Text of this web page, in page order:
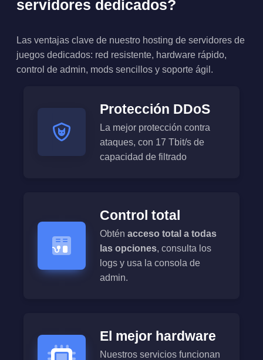
servidores dedicados?
Las ventajas clave de nuestro hosting de servidores de
juegos dedicados: red resistente, hardware rápido,
control de admin, mods sencillos y soporte ágil.
Protección DDoS
La mejor protección contra
ataques, con 17 Tbit/s de
capacidad de filtrado
Control total
Obtén acceso total a todas
las opciones, consulta los
logs y usa la consola de
admin.
El mejor hardware
Nuestros servicios funcionan